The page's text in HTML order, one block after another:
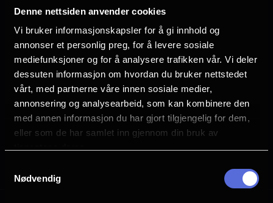
Denne nettsiden anvender cookies
Vi bruker informasjonskapsler for å gi innhold og
annonser et personlig preg, for å levere sosiale
mediefunksjoner og for å analysere trafikken vår. Vi deler
dessuten informasjon om hvordan du bruker nettstedet
vårt, med partnerne våre innen sosiale medier,
annonsering og analysearbeid, som kan kombinere den
med annen informasjon du har gjort tilgjengelig for dem,
eller som de har samlet inn gjennom din bruk av
Nødvendig
(Oslo),Halden ,Horten ,Kilden
Lagunen (Bergen) kino.
Tirsdager:Vika, Klingenberg, Halden, Kilden og
Lagunen
Torsdager:Horten
Paragraphs